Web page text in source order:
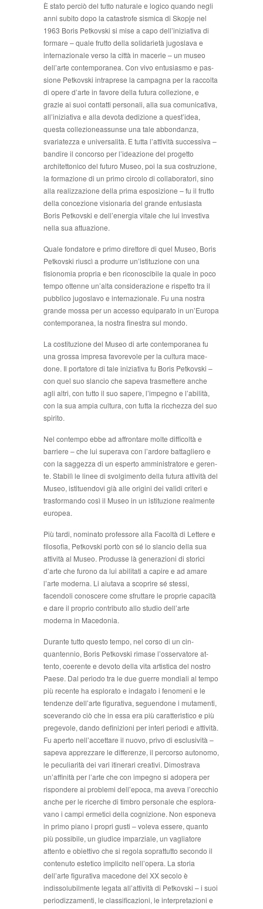
È stato perciò del tutto naturale e logico quando negli
anni subito dopo la catastrofe sismica di Skopje nel
1963 Boris Petkovski si mise a capo dell’iniziativa di
formare – quale frutto della solidarietà jugoslava e
internazionale verso la città in macerie – un museo
dell’arte contemporanea. Con vivo entusiasmo e pas­
sione Petkovski intraprese la campagna per la raccolta
di opere d’arte in favore della futura collezione, e
grazie ai suoi contatti personali, alla sua comunicativa,
all’ini­ziativa e alla devota dedizione a quest’idea,
questa collezioneassunse una tale abbondanza,
svariatezza e universalità. E tutta l’attività successiva –
bandire il concorso per l’ideazione del progetto
architettonico del futuro Museo, poi la sua costruzione,
la formazione di un primo circolo di collaboratori, sino
alla realizzazione della prima esposizione – fu il frutto
della concezione visionaria del grande entusiasta
Boris Petkovski e dell’energia vitale che lui investiva
nella sua attuazio­ne.
Quale fondatore e primo direttore di quel Museo, Boris
Petkovski riuscì a produrre un’istituzione con una
fisionomia propria e ben riconoscibile la quale in poco
tempo ottenne un’alta considerazione e rispetto tra il
pubblico jugoslavo e internazionale. Fu una nostra
grande mossa per un accesso equiparato in un’Europa
contemporanea, la nostra finestra sul mondo.
La costituzione del Museo di arte contemporanea fu
una grossa impresa favorevole per la cultura mace­
done. Il portatore di tale iniziativa fu Boris Petkovski –
con quel suo slancio che sapeva trasmettere anche
agli altri, con tutto il suo sapere, l’impegno e l’abilità,
con la sua ampia cultura, con tutta la ricchezza del suo
spirito.
Nel contempo ebbe ad affrontare molte difficoltà e
barriere – che lui superava con l’ardore battagliero e
con la saggezza di un esperto amministratore e geren­
te. Stabilì le linee di svolgimento della futura attività del
Museo, istituendovi già alle origini dei validi criteri e
trasformando così il Museo in un istituzione realmen­te
europea.
Più tardi, nominato professore alla Facoltà di Let­tere e
filosofia, Petkovski portò con sé lo slancio della sua
attività al Museo. Produsse là generazioni di storici
d’arte che furono da lui abilitati a capire e ad amare
l’arte moderna. Li aiutava a scoprire sé stessi,
facendoli conoscere come sfruttare le proprie capacità
e dare il proprio contributo allo studio dell’arte
moderna in Ma­cedonia.
Durante tutto questo tempo, nel corso di un cin­
quantennio, Boris Petkovski rimase l’osservatore at­
tento, coerente e devoto della vita artistica del nostro
Paese. Dal periodo tra le due guerre mondiali al tempo
più recente ha esplorato e indagato i fenomeni e le
tendenze dell’arte figurativa, seguendone i mutamen­ti,
sceverando ciò che in essa era più caratteristico e più
pregevole, dando definizioni per interi periodi e attivi­tà.
Fu aperto nell’accettare il nuovo, privo di esclusività –
sapeva apprezzare le differenze, il percorso autono­mo,
le peculiarità dei vari itinerari creativi. Dimostrava
un’affinità per l’arte che con impegno si adopera per
rispondere ai problemi dell’epoca, ma aveva l’orecchio
anche per le ricerche di timbro personale che esplora­
vano i campi ermetici della cognizione. Non esponeva
in primo piano i propri gusti – voleva essere, quanto
più possibile, un giudice imparziale, un vagliatore
attento e obiettivo che si regola soprattutto secondo il
conte­nuto estetico implicito nell’opera. La storia
dell’arte figurativa macedone del XX secolo è
indissolubilmente legata all’attività di Petkovski – i suoi
periodizzamenti, le classificazioni, le interpretazioni e